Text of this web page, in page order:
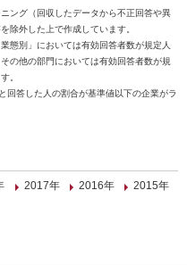
ング（回収したデータから不正回答や異
除外した上で作成しています。
態別」においては有効回答者数が規定人
の他の部門においては有効回答者数が規
。
答した人の割合が基準値以下の企業がラ
2017年 2016年
2015年